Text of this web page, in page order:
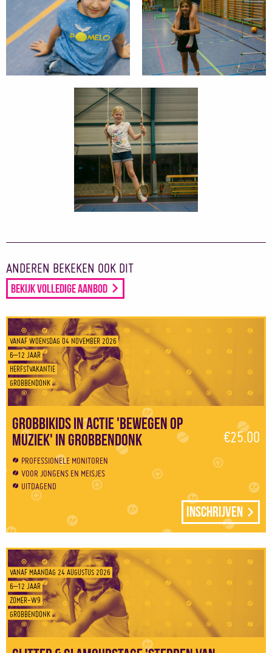
ANDEREN BEKEKEN OOK DIT
Bekijk volledige aanbod
VANAF WOENSDAG 04 NOVEMBER 2026
6–12 JAAR
HERFSTVAKANTIE
GROBBENDONK
Grobbikids in actie 'Bewegen op
muziek' in Grobbendonk
€25.00
PROFESSIONELE MONITOREN
VOOR JONGENS EN MEISJES
UITDAGEND
Inschrijven
VANAF MAANDAG 24 AUGUSTUS 2026
6–12 JAAR
ZOMER-W9
GROBBENDONK